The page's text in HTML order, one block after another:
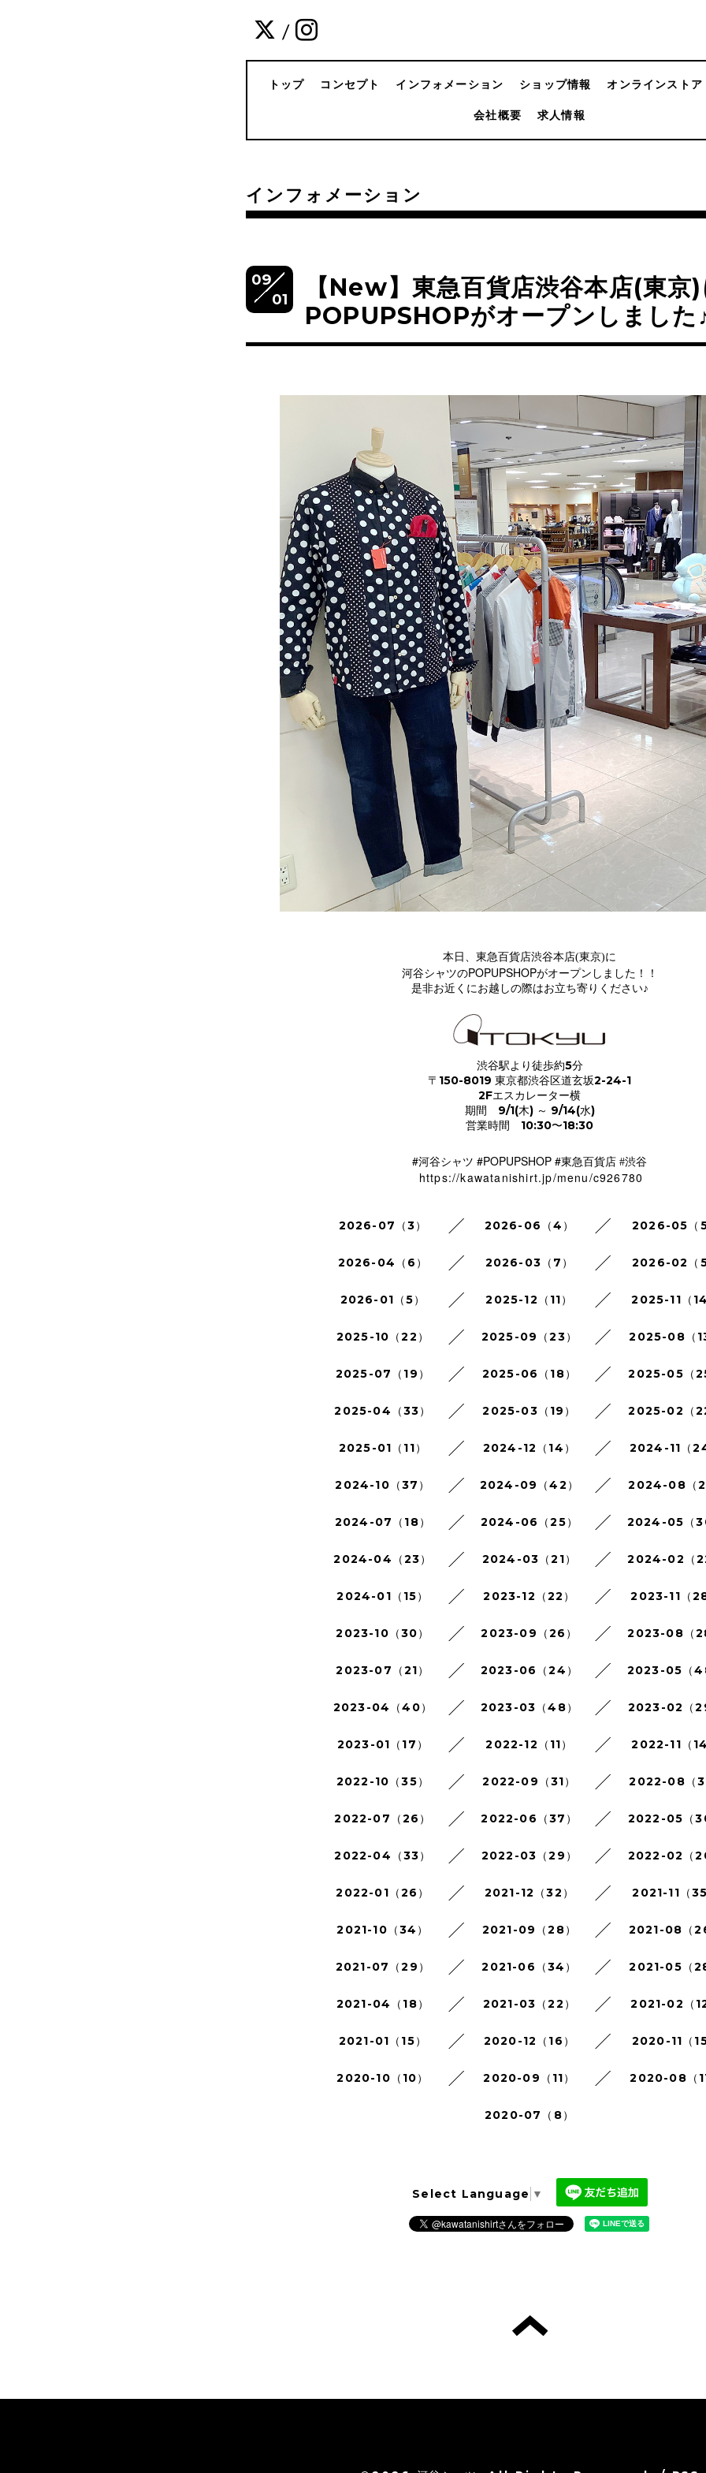
/
トップ コンセプト インフォメーション ショップ情報 オンラインストア
会社概要 求人情報
インフォメーション
09
01
【New】東急百貨店渋谷本店(東京
POPUPSHOPがオープンしました
本日、東急百貨店渋谷本店(東京)に
河谷シャツのPOPUPSHOPがオープンしました！！
是非お近くにお越しの際はお立ち寄りください♪
渋谷駅より徒歩約5分
〒150-8019 東京都渋谷区道玄坂2-24-1
2Fエスカレーター横
期間 9/1(木) ～ 9/14(水)
営業時間 10:30〜18:30
#河谷シャツ #POPUPSHOP #東急百貨店 #渋谷
https://kawatanishirt.jp/menu/c926780
2026-07（3） 2026-06（4） 2026-05（5
2026-04（6） 2026-03（7） 2026-02（5
2026-01（5） 2025-12（11） 2025-11（14
2025-10（22） 2025-09（23） 2025-08（13
2025-07（19） 2025-06（18） 2025-05（
2025-04（33） 2025-03（19） 2025-02（
2025-01（11） 2024-12（14） 2024-11（24
2024-10（37） 2024-09（42） 2024-08（
2024-07（18） 2024-06（25） 2024-05（
2024-04（23） 2024-03（21） 2024-02（
2024-01（15） 2023-12（22） 2023-11（28
2023-10（30） 2023-09（26） 2023-08（
2023-07（21） 2023-06（24） 2023-05（
2023-04（40） 2023-03（48） 2023-02（
2023-01（17） 2022-12（11） 2022-11（14
2022-10（35） 2022-09（31） 2022-08（31
2022-07（26） 2022-06（37） 2022-05（
2022-04（33） 2022-03（29） 2022-02（
2022-01（26） 2021-12（32） 2021-11（35
2021-10（34） 2021-09（28） 2021-08（26
2021-07（29） 2021-06（34） 2021-05（28
2021-04（18） 2021-03（22） 2021-02（12
2021-01（15） 2020-12（16） 2020-11（15
2020-10（10） 2020-09（11） 2020-08（11
2020-07（8）
Select Language ▼